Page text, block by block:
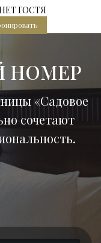
ГОСТЯ
НОМЕР
«Садовое
сочетают